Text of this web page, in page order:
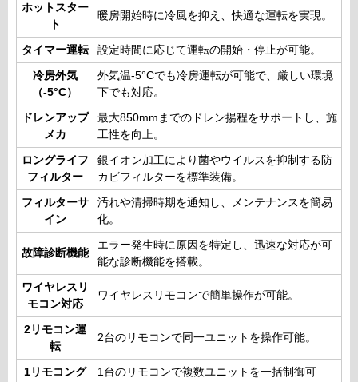
ホットスター
ト
暖房開始時に冷風を抑え、快適な運転を実現。
タイマー運転 設定時間に応じて運転の開始・停止が可能。
冷房外気
（-5°C）
外気温-5°Cでも冷房運転が可能で、厳しい環境
下でも対応。
ドレンアップ
メカ
最大850mmまでのドレン揚程をサポートし、施
工性を向上。
ロングライフ
フィルター
銀イオン加工により菌やウイルスを抑制する防
カビフィルターを標準装備。
フィルターサ
イン
汚れや清掃時期を通知し、メンテナンスを簡易
化。
故障診断機能
エラー発生時に原因を特定し、迅速な対応が可
能な診断機能を搭載。
ワイヤレスリ
モコン対応
ワイヤレスリモコンで簡単操作が可能。
2リモコン運
転
2台のリモコンで同一ユニットを操作可能。
1リモコング 1台のリモコンで複数ユニットを一括制御可